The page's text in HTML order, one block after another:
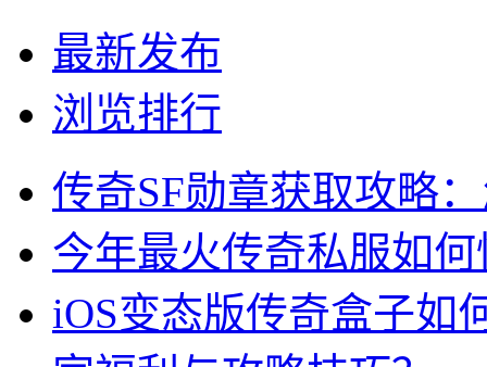
最新发布
浏览排行
传奇SF勋章获取攻略
今年最火传奇私服如
iOS变态版传奇盒子如